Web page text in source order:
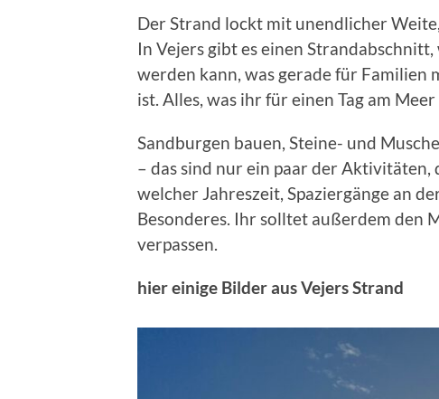
Der Strand lockt mit unendlicher
In Vejers gibt es einen
werden kann, was gerade für
ist. Alles, was ihr für einen Tag am
Sandburgen bauen, Steine- und
– das sind nur ein paar der Aktivitäten,
welcher Jahreszeit, Spaziergänge an
Besonderes. Ihr solltet außerdem den
verpassen.
hier einige Bilder aus Vejers Strand